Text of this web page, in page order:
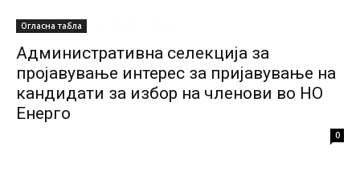
Огласна табла
Административна селекција за
пројавување интерес за пријавување на
кандидати за избор на членови во НО
Енерго
0